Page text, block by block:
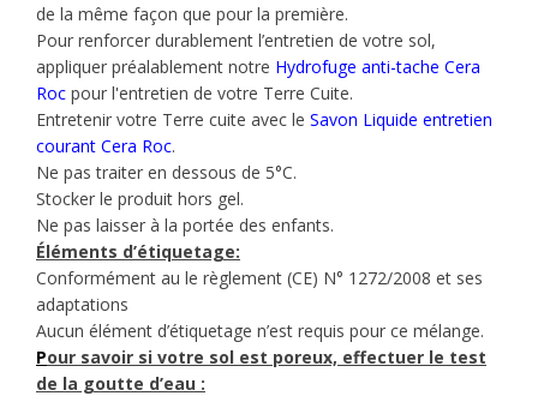
de la même façon que pour la première.
Pour renforcer durablement l’entretien de votre sol,
appliquer préalablement notre Hydrofuge anti-tache Cera
Roc pour l'entretien de votre Terre Cuite.
Entretenir votre Terre cuite avec le Savon Liquide entretien
courant Cera Roc.
Ne pas traiter en dessous de 5°C.
Stocker le produit hors gel.
Ne pas laisser à la portée des enfants.
Éléments d’étiquetage:
Conformément au le règlement (CE) N° 1272/2008 et ses
adaptations
Aucun élément d’étiquetage n’est requis pour ce mélange.
Pour savoir si votre sol est poreux, effectuer le test
de la goutte d’eau :